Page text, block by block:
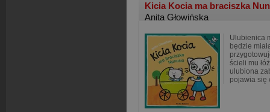
Kicia Kocia ma braciszka
Anita Głowińska
Ulubienica
będzie
ścieli mu
ulubiona
pojawia się